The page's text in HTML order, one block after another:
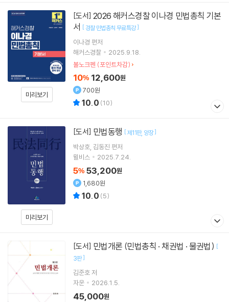
미리보기
[도서]
서 [경찰 민법총칙 무료특강]
이나경 편저
해커스경찰
2025.9.18.
볼노크펜 (포인트차감)
10% 12,600원
700원
10.0 (10)
미리보기
[도서] 민법동행 [제11판 양장]
박상호 김동진 편저
윌비스
2025.7.24.
5% 53,200원
1,680원
10.0 (5)
[도서] 민법개론 (민법총칙 · 채권법 · 물권법) [
3판]
김준호저
자운
2026.1.5.
45,000원